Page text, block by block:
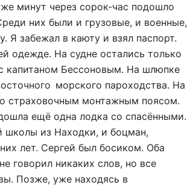
минут через сорок-час подошло
них были и грузовые, и военные,
Я забежал в каюту и взял паспорт.
одежде. На судне остались только
капитаном Бессоновым. На шлюпке
морского пароходства. На
страховочным монтажным поясом.
ещё одна лодка со спасёнными.
школы из Находки, и боцман,
лет. Сергей был босиком. Оба
говорил никаких слов, но все
Позже, уже находясь в